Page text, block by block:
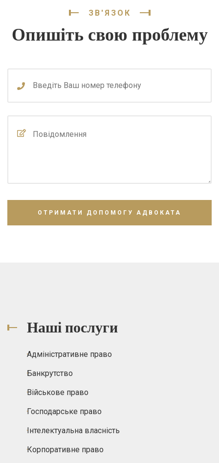
ЗВ'ЯЗОК
Опишіть свою проблему
Наші послуги
Адміністративне право
Банкрутство
Військове право
Господарське право
Інтелектуальна власність
Корпоративне право